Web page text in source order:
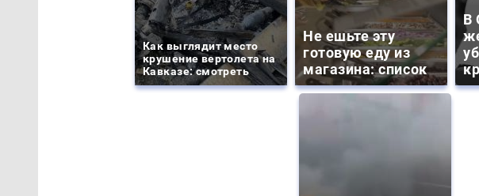
Как выглядит место
крушение вертолета на
Кавказе: смотреть
Не ешьте эту
готовую еду из
магазина: список
В